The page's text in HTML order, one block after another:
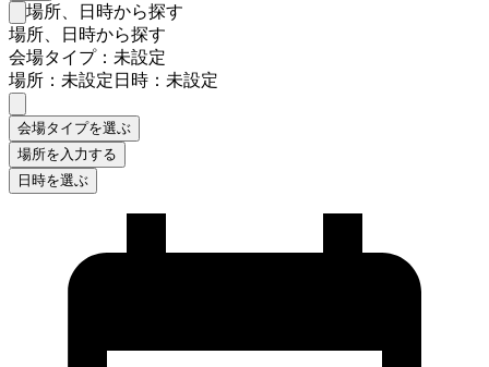
検索フォームを閉じる
場所、日時から探す
場所、日時から探す
会場タイプ：未設定
場所：未設定日時：未設定
会場タイプを選ぶ
場所を入力する
日時を選ぶ